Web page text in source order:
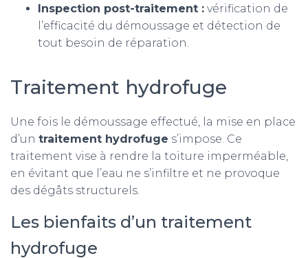
Inspection post-traitement : vérification de
l’efficacité du démoussage et détection de
tout besoin de réparation.
Traitement hydrofuge
Une fois le démoussage effectué, la mise en place
d’un traitement hydrofuge s’impose. Ce
traitement vise à rendre la toiture imperméable,
en évitant que l’eau ne s’infiltre et ne provoque
des dégâts structurels.
Les bienfaits d’un traitement
hydrofuge